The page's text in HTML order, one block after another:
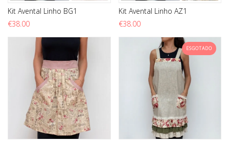
Kit Avental Linho BG1
€38.00
Kit Avental Linho AZ1
€38.00
ESGOTADO